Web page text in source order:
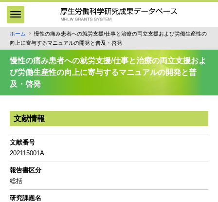
ン
ン
パ
ン
く
ず
ホーム
慢性の痛み患者への就労支援/仕事と治療の両立支援および労働生産性の
向上に寄与するマニュアルの開発と普及・啓発
慢性の痛み患者への就労支援/仕事と治療の両立支援およ
び労働生産性の向上に寄与するマニュアルの開発と普
及・啓発
文献情報
文献番号
202115001A
報告書区分
総括
研究課題名